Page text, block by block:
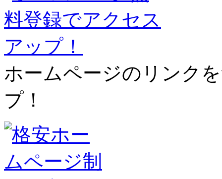
ホームページのリンク
プ！